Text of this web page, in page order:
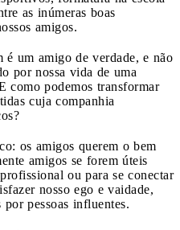
as inúmeras boas
amigos.
é um amigo de verdade, e não
por nossa vida de uma
como podemos transformar
cuja companhia
os amigos querem o bem
amigos se forem úteis
ou para se conectar
nosso ego e vaidade,
por pessoas influentes.